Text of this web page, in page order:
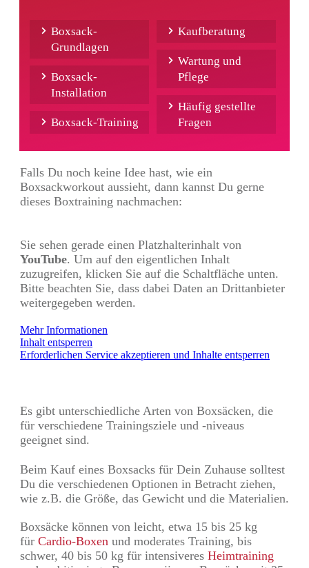
Boxsack-
Grundlagen
Boxsack-
Installation
Boxsack-Training
Kaufberatung
Wartung und
Pflege
Häufig gestellte
Fragen
Falls Du noch keine Idee hast, wie ein
Boxsackworkout aussieht, dann kannst Du gerne
dieses Boxtraining nachmachen:
Sie sehen gerade einen Platzhalterinhalt von
YouTube. Um auf den eigentlichen Inhalt
zuzugreifen, klicken Sie auf die Schaltfläche unten.
Bitte beachten Sie, dass dabei Daten an Drittanbieter
weitergegeben werden.
Mehr Informationen
Inhalt entsperren
Erforderlichen Service akzeptieren und Inhalte entsperren
Es gibt unterschiedliche Arten von Boxsäcken, die
für verschiedene Trainingsziele und -niveaus
geeignet sind.
Beim Kauf eines Boxsacks für Dein Zuhause solltest
Du die verschiedenen Optionen in Betracht ziehen,
wie z.B. die Größe, das Gewicht und die Materialien.
Boxsäcke können von leicht, etwa 15 bis 25 kg
für Cardio-Boxen und moderates Training, bis
schwer, 40 bis 50 kg für intensiveres Heimtraining